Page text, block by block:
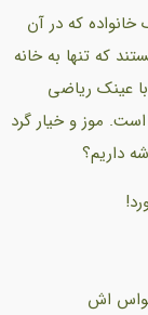
که در آن
که تنها به خانه
عینک ریاضی
موز و خیار گرد
داریم؟
اش